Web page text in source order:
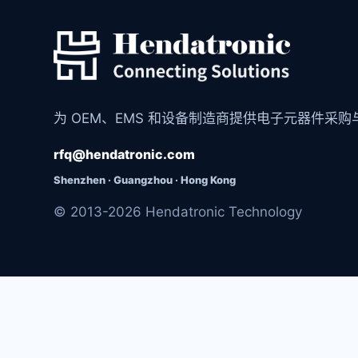
为 OEM、EMS 和设备制造商提供电子元器件采购
rfq@hendatronic.com
Shenzhen · Guangzhou · Hong Kong
© 2013-2026 Hendatronic Technology